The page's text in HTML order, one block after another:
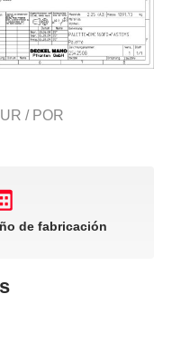
/ POR
de fabricación